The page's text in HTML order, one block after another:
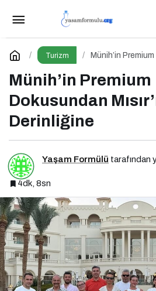
Turizm
Münih’in Premium
Münih’in Premium
Dokusundan
Derinliğine
Yaşam Formülü tarafından
4dk, 8sn
Karne Zilinden Yaz
Yorum Yap